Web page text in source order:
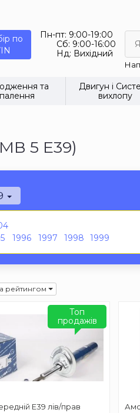
по
Пн-пт: 9:00-19:00
Сб: 9:00-16:00
Нд: Вихідний
та
Двигун і
вихлопу
5 Е39)
1996 1997 1998 1999
рейтингом
Е39 лів/прав
Топ
продажів